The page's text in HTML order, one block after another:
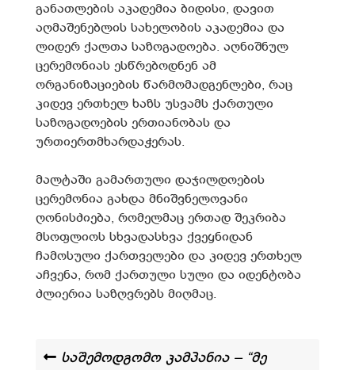
განათლების აკადემია ბიდისი, დავით
აღმაშენებლის სახელობის აკადემია და
ლიდერ ქალთა საზოგადოება. აღნიშნულ
ცერემონიას ესწრებოდნენ ამ
ორგანიზაციების წარმომადგენლები, რაც
კიდევ ერთხელ ხაზს უსვამს ქართული
საზოგადოების ერთიანობას და
ურთიერთმხარდაჭერას.
მალტაში გამართული დაჯილდოების
ცერემონია გახდა მნიშვნელოვანი
ღონისძიება, რომელმაც ერთად შეკრიბა
მსოფლიოს სხვადასხვა ქვეყნიდან
ჩამოსული ქართველები და კიდევ ერთხელ
აჩვენა, რომ ქართული სული და იდენტობა
ძლიერია საზღვრებს მიღმაც.
საშემოდგომო კამპანია – “მე